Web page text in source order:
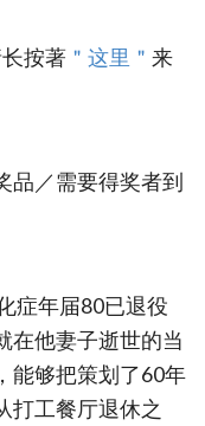
按著 ＂这里＂ 来
品／需要得奖者到
症年届80已退役
在他妻子逝世的当
能够把策划了60年
打工餐厅退休之